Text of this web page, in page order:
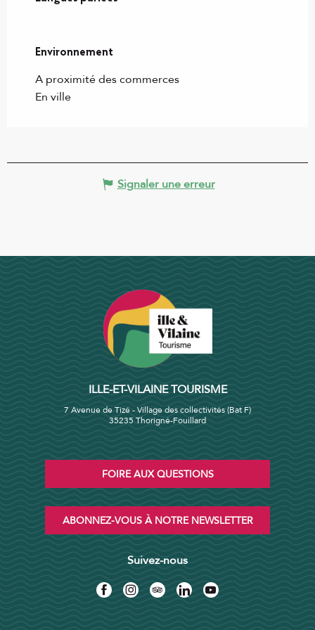
Environnement
Environnement
A proximité des commerces
En ville
Signaler une erreur
ILLE-ET-VILAINE TOURISME
7 Avenue de Tizé - Village des collectivités (Bat F)
35235 Thorigné-Fouillard
FOIRE AUX QUESTIONS
ABONNEZ-VOUS À NOTRE NEWSLETTER
Suivez-nous